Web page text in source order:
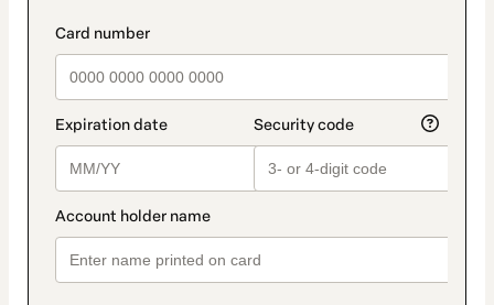
payment_data.section_title_v2
seleccionado
Tarjeta